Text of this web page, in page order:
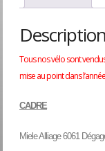
Description
Tous nos vélo sont
mise au point dans
CADRE
Miele Alliage 6061